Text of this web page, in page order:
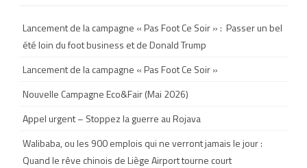
hLancement de la campagne « Pas Foot Ce Soir » : Passer un bel
été loin du foot business et de Donald Trump
Lancement de la campagne « Pas Foot Ce Soir »
Nouvelle Campagne Eco&Fair (Mai 2026)
Appel urgent – Stoppez la guerre au Rojava
Walibaba, ou les 900 emplois qui ne verront jamais le jour :
Quand le rêve chinois de Liège Airport tourne court